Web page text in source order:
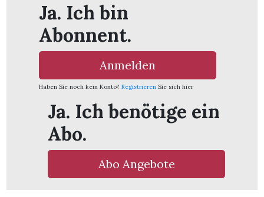
Ja. Ich bin
Abonnent.
Anmelden
Haben Sie noch kein Konto? Registrieren Sie sich hier
Ja. Ich benötige ein
Abo.
Abo Angebote